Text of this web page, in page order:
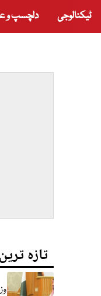
ٹیکنالوجی دلچسپ و
تازہ